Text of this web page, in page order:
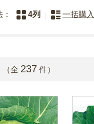
4列 一括購入
（全 237 件）